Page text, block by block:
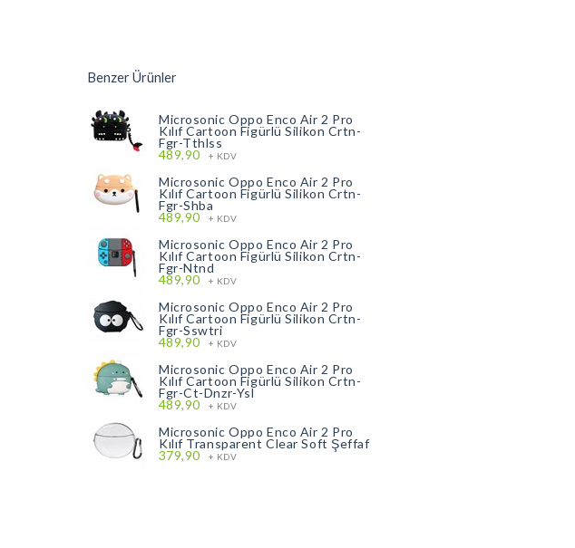
Benzer Ürünler
Microsonic Oppo Enco Air 2 Pro
Kılıf Cartoon Figürlü Silikon Crtn-
Fgr-Tthlss
489,90 + KDV
Microsonic Oppo Enco Air 2 Pro
Kılıf Cartoon Figürlü Silikon Crtn-
Fgr-Shba
489,90 + KDV
Microsonic Oppo Enco Air 2 Pro
Kılıf Cartoon Figürlü Silikon Crtn-
Fgr-Ntnd
489,90 + KDV
Microsonic Oppo Enco Air 2 Pro
Kılıf Cartoon Figürlü Silikon Crtn-
Fgr-Sswtri
489,90 + KDV
Microsonic Oppo Enco Air 2 Pro
Kılıf Cartoon Figürlü Silikon Crtn-
Fgr-Ct-Dnzr-Ysl
489,90 + KDV
Microsonic Oppo Enco Air 2 Pro
Kılıf Transparent Clear Soft Şeffaf
379,90 + KDV